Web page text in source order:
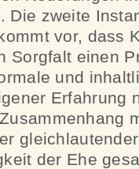
Die zweite
vor, dass
Sorgfalt einen
und
Erfahrung
der Ehe